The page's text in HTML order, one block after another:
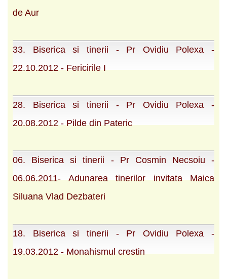
de Aur
33. Biserica si tinerii - Pr Ovidiu Polexa -
22.10.2012 - Fericirile I
28. Biserica si tinerii - Pr Ovidiu Polexa -
20.08.2012 - Pilde din Pateric
06. Biserica si tinerii - Pr Cosmin Necsoiu -
06.06.2011- Adunarea tinerilor invitata Maica
Siluana Vlad Dezbateri
18. Biserica si tinerii - Pr Ovidiu Polexa -
19.03.2012 - Monahismul crestin